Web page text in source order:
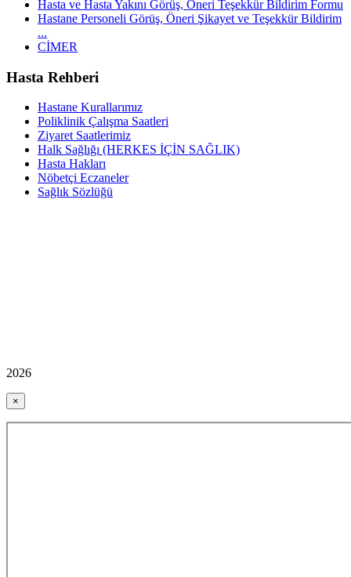
Hasta ve Hasta Yakını Görüş, Öneri Teşekkür Bildirim Formu
Hastane Personeli Görüş, Öneri Şikayet ve Teşekkür Bildirim
...
CİMER
Hasta Rehberi
Hastane Kurallarımız
Poliklinik Çalışma Saatleri
Ziyaret Saatlerimiz
Halk Sağlığı (HERKES İÇİN SAĞLIK)
Hasta Hakları
Nöbetçi Eczaneler
Sağlık Sözlüğü
2026
×